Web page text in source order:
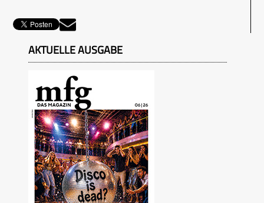
AKTUELLE AUSGABE